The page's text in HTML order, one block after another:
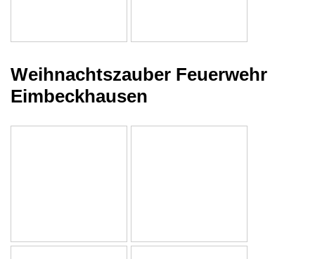
Weihnachtszauber Feuerwehr
Eimbeckhausen